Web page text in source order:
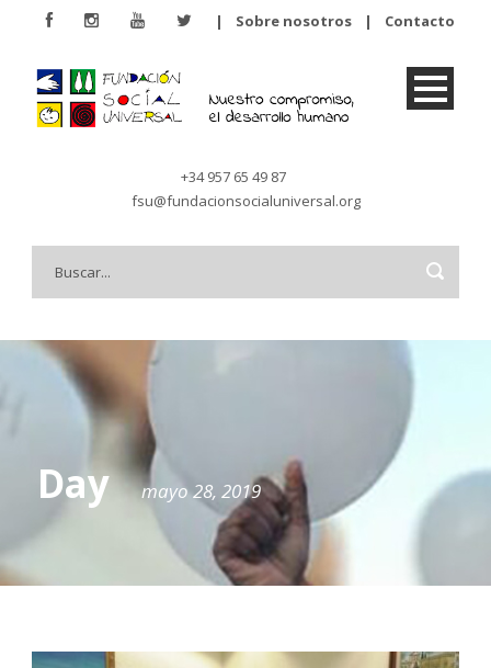
| Sobre nosotros | Contacto
+34 957 65 49 87
fsu@fundacionsocialuniversal.org
Day mayo 28, 2019